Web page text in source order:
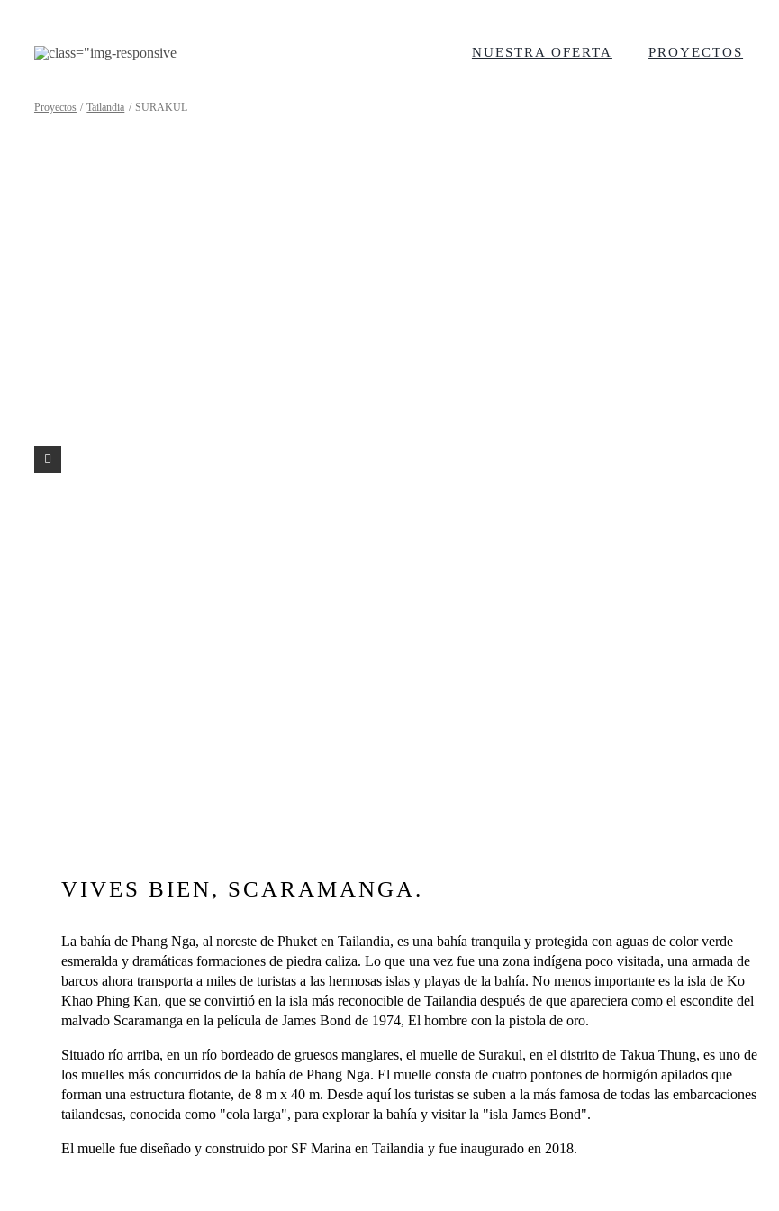
contenido
NUESTRA OFERTA PROYECTOS
Proyectos Tailandia SURAKUL
VIVES BIEN, SCARAMANGA.
La bahía de Phang Nga, al noreste de Phuket en Tailandia, es una bahía tranquila y protegida con aguas de color verde
esmeralda y dramáticas formaciones de piedra caliza. Lo que una vez fue una zona indígena poco visitada, una armada de
barcos ahora transporta a miles de turistas a las hermosas islas y playas de la bahía. No menos importante es la isla de Ko
Khao Phing Kan, que se convirtió en la isla más reconocible de Tailandia después de que apareciera como el escondite del
malvado Scaramanga en la película de James Bond de 1974, El hombre con la pistola de oro.
Situado río arriba, en un río bordeado de gruesos manglares, el muelle de Surakul, en el distrito de Takua Thung, es uno de
los muelles más concurridos de la bahía de Phang Nga. El muelle consta de cuatro pontones de hormigón apilados que
forman una estructura flotante, de 8 m x 40 m. Desde aquí los turistas se suben a la más famosa de todas las embarcaciones
tailandesas, conocida como "cola larga", para explorar la bahía y visitar la "isla James Bond".
El muelle fue diseñado y construido por SF Marina en Tailandia y fue inaugurado en 2018.